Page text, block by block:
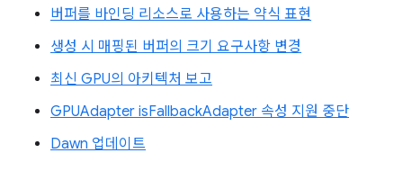
버퍼를 바인딩 리소스로 사용하는 약식 표현
생성 시 매핑된 버퍼의 크기 요구사항 변경
최신 GPU의 아키텍처 보고
GPUAdapter isFallbackAdapter 속성 지원 중단
Dawn 업데이트